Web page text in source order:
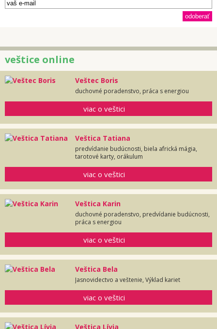
veštice online
Veštec Boris
duchovné poradenstvo, práca s energiou
viac o veštici
Veštica Tatiana
predvídanie budúcnosti, biela africká mágia,
tarotové karty, orákulum
viac o veštici
Veštica Karin
duchovné poradenstvo, predvídanie budúcnosti,
práca s energiou
viac o veštici
Veštica Bela
Jasnovidectvo a veštenie, Výklad kariet
viac o veštici
Veštica Lívia